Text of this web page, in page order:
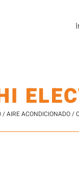
/AIRE ACONDICIONADO/